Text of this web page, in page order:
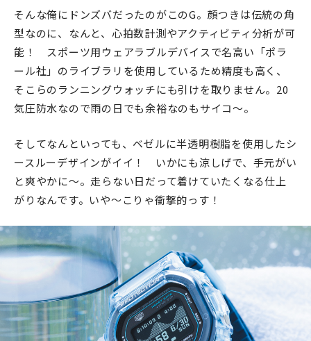
そんな俺にドンズバだったのがこのG。顔つきは伝統の角
型なのに、なんと、心拍数計測やアクティビティ分析が可
能！ スポーツ用ウェアラブルデバイスで名高い「ポラ
ール社」のライブラリを使用しているため精度も高く、
そこらのランニングウォッチにも引けを取りません。20
気圧防水なので雨の日でも余裕なのもサイコ～。
そしてなんといっても、ベゼルに半透明樹脂を使用したシ
ースルーデザインがイイ！ いかにも涼しげで、手元がい
と爽やかに～。走らない日だって着けていたくなる仕上
がりなんです。いや～こりゃ衝撃的っす！